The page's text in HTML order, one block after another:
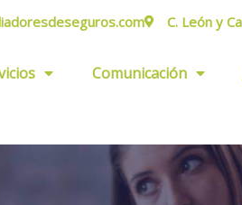
C. León y
Comunicación